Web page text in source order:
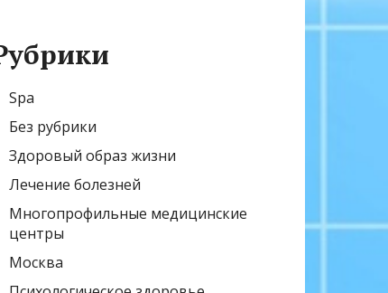
Spa
Без рубрики
Здоровый образ жизни
Лечение болезней
Многопрофильные медицинские
центры
Москва